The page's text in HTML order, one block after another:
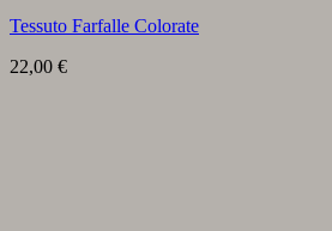
Tessuto Farfalle Colorate
22,00 €